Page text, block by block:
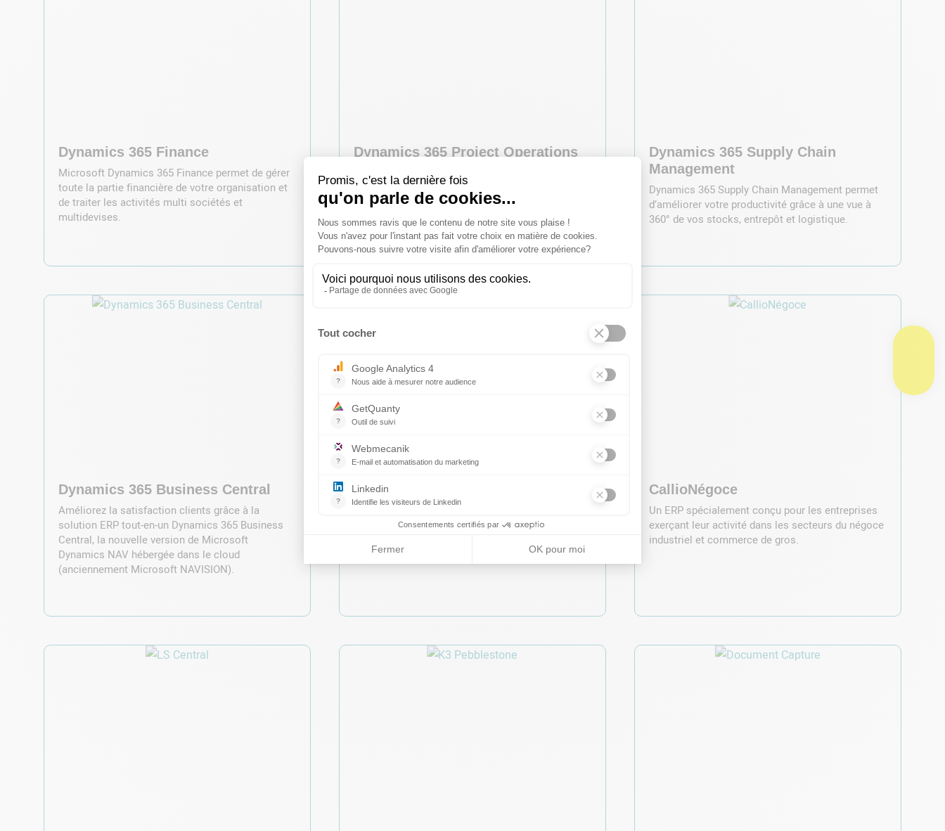
Dynamics 365 Finance
Microsoft Dynamics 365 Finance permet de gérer
toute la partie financière de votre organisation et
de traiter les activités multi sociétés et
multidevises.
Dynamics 365 Project Operations
Project Operations réunit équipes commerciales,
financières et projet afin de signer plus, faciliter la
livraison et obtenir meilleure rentabilité.
Dynamics 365 Supply Chain
Management
Dynamics 365 Supply Chain Management permet
d’améliorer votre productivité grâce à une vue à
360° de vos stocks, entrepôt et logistique.
Dynamics 365 Business Central
Améliorez la satisfaction clients grâce à la
solution ERP tout-en-un Dynamics 365 Business
Central, la nouvelle version de Microsoft
Dynamics NAV hébergée dans le cloud
(anciennement Microsoft NAVISION).
CallioAgri
négoces agricoles sur la solution Dynamics
CallioNégoce
Un ERP spécialement conçu pour les entreprises
exerçant leur activité dans les secteurs du négoce
industriel et commerce de gros.